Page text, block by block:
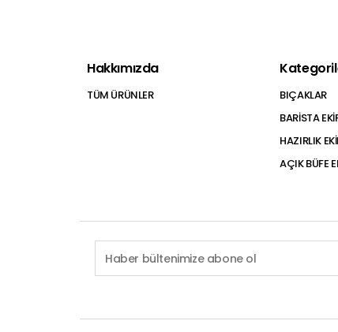
Hakkımızda
TÜM ÜRÜNLER
BIÇAKLAR
BARİSTA
HAZIRLIK
AÇIK BÜFE